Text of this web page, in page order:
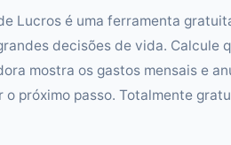
Lucros é uma ferramenta
decisões de vida. Calcule
mostra os gastos mensais e
próximo passo. Totalmente